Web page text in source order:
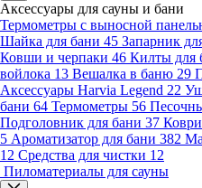
Аксессуары для сауны и бани
Термометры с выносной
Шайка для бани 45 Запарник
Ковши и черпаки 46 Килты для
войлока 13 Вешалка в баню 29
Аксессуары Harvia Legend 22
бани 64 Термометры 56
Подголовник для бани 37
5 Ароматизатор для бани 382
12 Средства для чистки 12
Пиломатериалы для сауны